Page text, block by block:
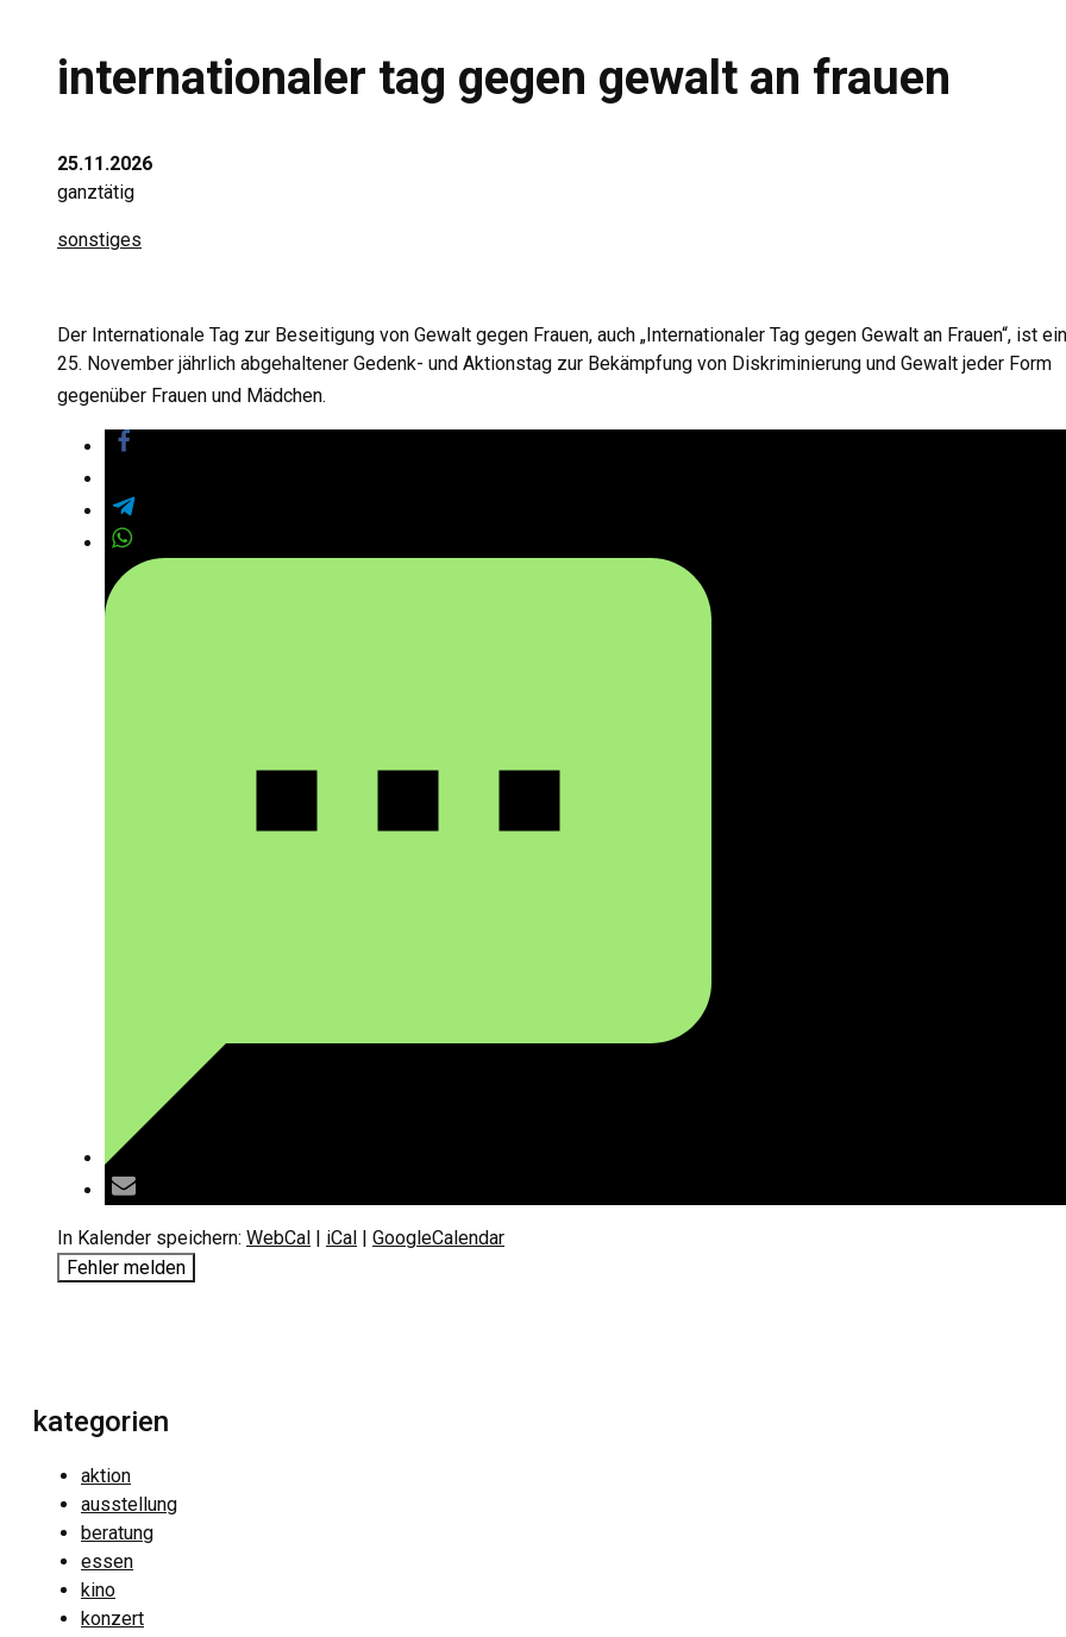
internationaler tag gegen gewalt an frauen
25.11.2026
ganztätig
sonstiges
Der Internationale Tag zur Beseitigung von Gewalt gegen Frauen, auch „Internationaler Tag gegen Gewalt an Frauen“, ist
25. November jährlich abgehaltener Gedenk- und Aktionstag zur Bekämpfung von Diskriminierung und Gewalt jeder Form
gegenüber Frauen und Mädchen.
In Kalender speichern: WebCal iCal
GoogleCalendar
Fehler melden
kategorien
aktion
ausstellung
beratung
essen
kino
konzert